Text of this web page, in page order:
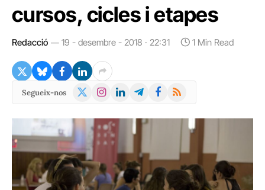
cursos, cicles i etapes
Redacció 19 - desembre - 2018 · 22:31 1 Min Read
Segueix-nos
X
Instagram
LinkedInTelegramFacebook
RSS